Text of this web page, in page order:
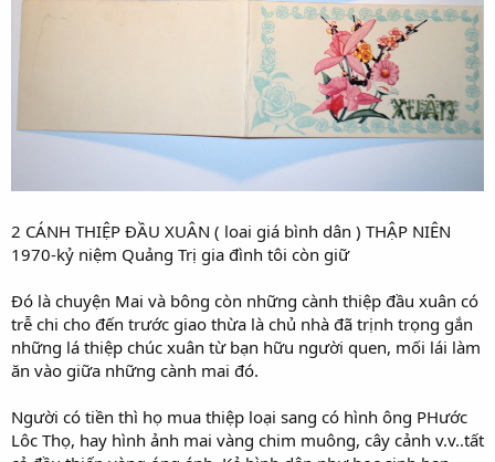
2 CÁNH THIỆP ĐẦU XUÂN ( loai giá bình dân ) THẬP NIÊN
1970-kỷ niệm Quảng Trị gia đình tôi còn giữ
Đó là chuyện Mai và bông còn những cành thiệp đầu xuân có
trễ chi cho đến trước giao thừa là chủ nhà đã trịnh trọng gắn
những lá thiệp chúc xuân từ bạn hữu người quen, mối lái làm
ăn vào giữa những cành mai đó.
Người có tiền thì họ mua thiệp loại sang có hình ông PHước
Lôc Thọ, hay hình ảnh mai vàng chim muông, cây cảnh v.v..tất